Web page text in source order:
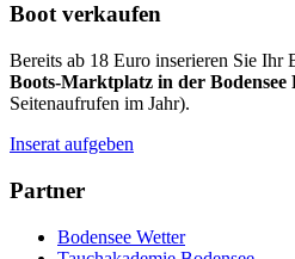
Boot verkaufen
Bereits ab 18 Euro inserieren Sie Ihr
Boots-Marktplatz in der Bodensee
Seitenaufrufen im Jahr).
Inserat aufgeben
Partner
Bodensee Wetter